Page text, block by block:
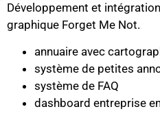
Développement et
graphique Forget Me Not.
annuaire avec
système de petites
système de FAQ
dashboard entreprise